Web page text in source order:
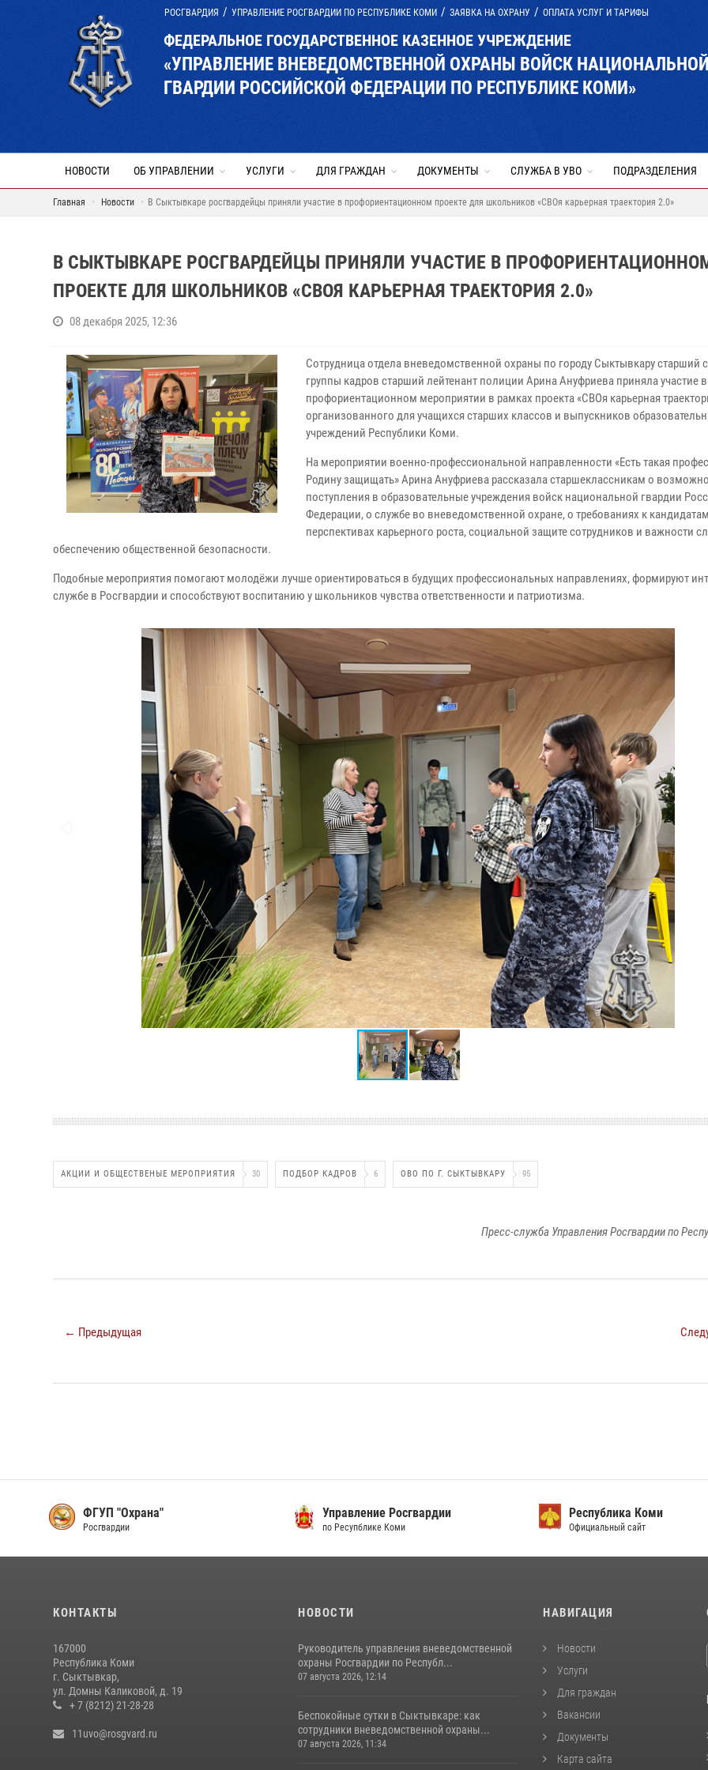
РОСГВАРДИЯ УПРАВЛЕНИЕ РОСГВАРДИИ ПО РЕСПУБЛИКЕ КОМИ ЗАЯВКА НА ОХРАНУ ОПЛАТА УСЛУГ И ТАРИФЫ
ФЕДЕРАЛЬНОЕ ГОСУДАРСТВЕННОЕ КАЗЕННОЕ УЧРЕЖДЕНИЕ
«УПРАВЛЕНИЕ ВНЕВЕДОМСТВЕННОЙ ОХРАНЫ ВОЙСК НАЦИОНАЛЬНОЙ
ГВАРДИИ РОССИЙСКОЙ ФЕДЕРАЦИИ ПО РЕСПУБЛИКЕ КОМИ»
НОВОСТИ ОБ УПРАВЛЕНИИ УСЛУГИ ДЛЯ ГРАЖДАН ДОКУМЕНТЫ СЛУЖБА В УВО ПОДРАЗДЕЛЕНИЯ
Главная Новости В Сыктывкаре росгвардейцы приняли участие в профориентационном проекте для школьников «СВОя карьерная траектория 2.0»
В СЫКТЫВКАРЕ РОСГВАРДЕЙЦЫ ПРИНЯЛИ УЧАСТИЕ В
ПРОЕКТЕ ДЛЯ ШКОЛЬНИКОВ «СВОЯ КАРЬЕРНАЯ ТРАЕКТОРИЯ 2.0»
08 декабря 2025, 12:36
Сотрудница отдела вневедомственной охраны по городу Сыктывкару старший
группы кадров старший лейтенант полиции Арина Ануфриева приняла участие в
профориентационном мероприятии в рамках проекта «СВОя карьерная
организованного для учащихся старших классов и выпускников
учреждений Республики Коми.
На мероприятии военно-профессиональной направленности «Есть такая
Родину защищать» Арина Ануфриева рассказала старшеклассникам о
поступления в образовательные учреждения войск национальной гвардии
Федерации, о службе во вневедомственной охране, о требованиях к
перспективах карьерного роста, социальной защите сотрудников и важности
обеспечению общественной безопасности.
Подобные мероприятия помогают молодёжи лучше ориентироваться в будущих профессиональных направлениях, формируют
службе в Росгвардии и способствуют воспитанию у школьников чувства ответственности и патриотизма.
АКЦИИ И ОБЩЕСТВЕНЫЕ МЕРОПРИЯТИЯ 30 ПОДБОР КАДРОВ 6 ОВО ПО Г. СЫКТЫВКАРУ 95
Пресс-служба Управления Росгвардии по
← Предыдущая
ФГУП "Охрана"
Росгвардии
Управление Росгвардии
по Ресупблике Коми
Республика Коми
Официальный сайт
КОНТАКТЫ
167000
Республика Коми
г. Сыктывкар,
ул. Домны Каликовой, д. 19
+ 7 (8212) 21-28-28
11uvo@rosgvard.ru
НОВОСТИ
Руководитель управления вневедомственной
охраны Росгвардии по Республ...
07 августа 2026, 12:14
Беспокойные сутки в Сыктывкаре: как
сотрудники вневедомственной охраны...
07 августа 2026, 11:34
НАВИГАЦИЯ
Новости
Услуги
Для граждан
Вакансии
Документы
Карта сайта